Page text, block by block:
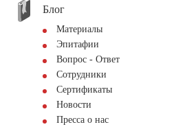
Блог
Материалы
Эпитафии
Вопрос - Ответ
Сотрудники
Сертификаты
Новости
Пресса о нас